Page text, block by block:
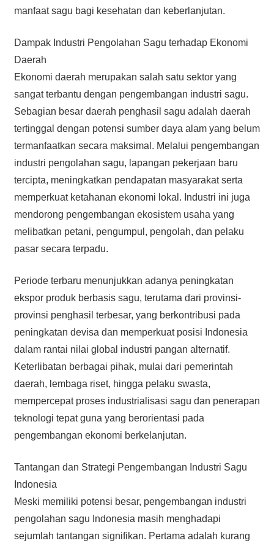
manfaat sagu bagi kesehatan dan keberlanjutan.
Dampak Industri Pengolahan Sagu terhadap Ekonomi
Daerah
Ekonomi daerah merupakan salah satu sektor yang
sangat terbantu dengan pengembangan industri sagu.
Sebagian besar daerah penghasil sagu adalah daerah
tertinggal dengan potensi sumber daya alam yang belum
termanfaatkan secara maksimal. Melalui pengembangan
industri pengolahan sagu, lapangan pekerjaan baru
tercipta, meningkatkan pendapatan masyarakat serta
memperkuat ketahanan ekonomi lokal. Industri ini juga
mendorong pengembangan ekosistem usaha yang
melibatkan petani, pengumpul, pengolah, dan pelaku
pasar secara terpadu.
Periode terbaru menunjukkan adanya peningkatan
ekspor produk berbasis sagu, terutama dari provinsi-
provinsi penghasil terbesar, yang berkontribusi pada
peningkatan devisa dan memperkuat posisi Indonesia
dalam rantai nilai global industri pangan alternatif.
Keterlibatan berbagai pihak, mulai dari pemerintah
daerah, lembaga riset, hingga pelaku swasta,
mempercepat proses industrialisasi sagu dan penerapan
teknologi tepat guna yang berorientasi pada
pengembangan ekonomi berkelanjutan.
Tantangan dan Strategi Pengembangan Industri Sagu
Indonesia
Meski memiliki potensi besar, pengembangan industri
pengolahan sagu Indonesia masih menghadapi
sejumlah tantangan signifikan. Pertama adalah kurang